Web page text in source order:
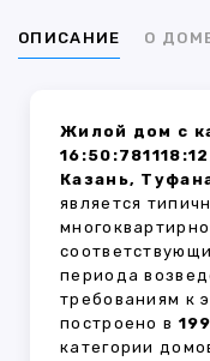
ОПИСАНИЕ О
Жилой дом с
16:50:781118:12
Казань,
является
периода
требованиям к
построено в
категории